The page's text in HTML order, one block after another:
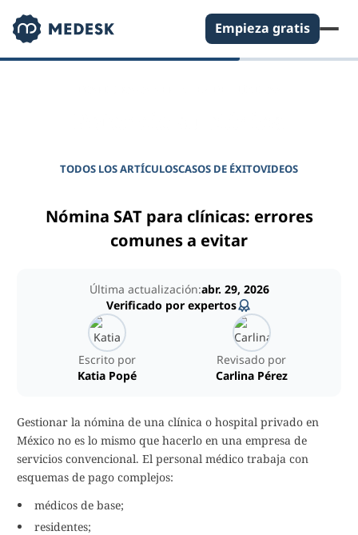
Empieza gratis
TODOS LOS ARTÍCULOSCASOS DE ÉXITOVIDEOS
Nómina SAT para clínicas: errores
comunes a evitar
Escrito por
Katia Popé
Revisado por
Carlina Pérez
Última actualización:abr. 29, 2026
Verificado por expertos
Gestionar la nómina de una clínica o hospital privado en
México no es lo mismo que hacerlo en una empresa de
servicios convencional. El personal médico trabaja con
esquemas de pago complejos:
médicos de base;
residentes;